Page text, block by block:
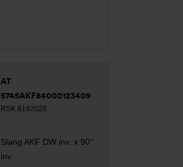
AT
5745AKF84000123409
RSK 8192028
Slang AKF DW inv. x 90°
inv